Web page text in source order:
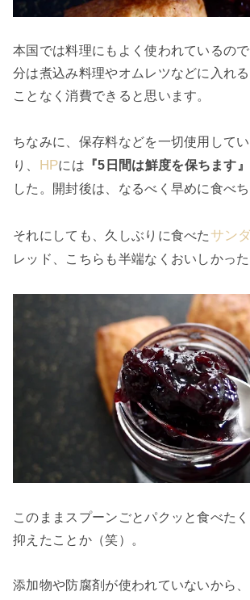
本国では料理にもよく使われているの
分は煮込み料理やオムレツなどに入れ
ことなく消費できると思います。
ちなみに、保存料などを一切使用して
り、
HPには 『5日間は鮮度を保ちます』
した。開封後は、なるべく早めに食べ
それにしても、久しぶりに食べた サン
レッド、こちらも半端なくおいしかった
このままスプーンごとパクッと食べた
抑えたことか（笑）。
添加物や防腐剤が使われていないから